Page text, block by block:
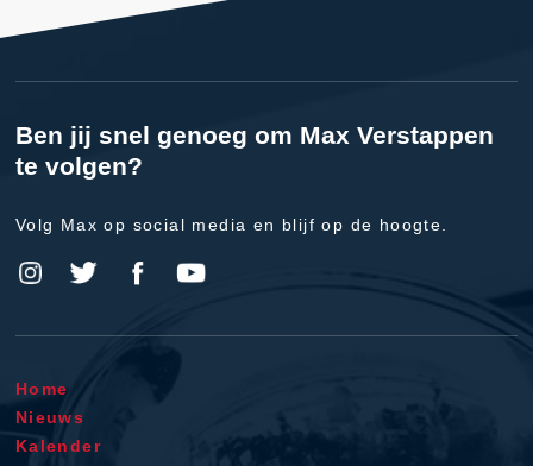
Ben jij snel genoeg om Max Verstappen
te volgen?
Volg Max op social media en blijf op de hoogte.
Home
Nieuws
Kalender